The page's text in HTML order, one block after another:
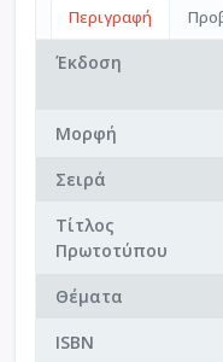
Περιγραφή
Έκδοση
Μορφή
Σειρά
Τίτλος
Πρωτοτύπου
Θέματα
ISBN